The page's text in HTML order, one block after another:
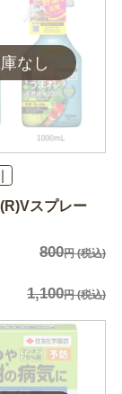
スプレー
800円(税込)
1,100円(税込)